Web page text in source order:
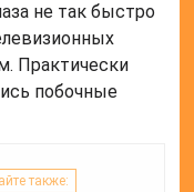
не так быстро
Практически
побочные
также: